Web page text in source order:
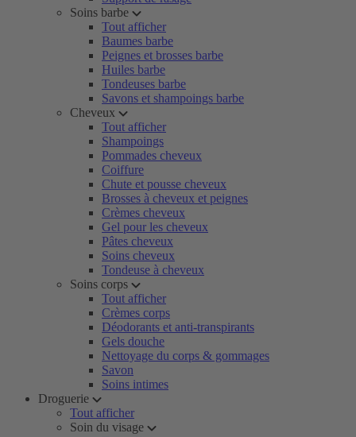
Soins barbe
Tout afficher
Baumes barbe
Peignes et brosses barbe
Huiles barbe
Tondeuses barbe
Savons et shampoings barbe
Cheveux
Tout afficher
Shampoings
Pommades cheveux
Coiffure
Chute et pousse cheveux
Brosses à cheveux et peignes
Crèmes cheveux
Gel pour les cheveux
Pâtes cheveux
Soins cheveux
Tondeuse à cheveux
Soins corps
Tout afficher
Crèmes corps
Déodorants et anti-transpirants
Gels douche
Nettoyage du corps & gommages
Savon
Soins intimes
Droguerie
Tout afficher
Soin du visage